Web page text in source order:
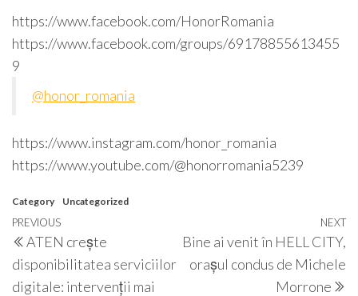
https://www.facebook.com/HonorRomania
https://www.facebook.com/groups/69178855613455
9
@honor_romania
https://www.instagram.com/honor_romania
https://www.youtube.com/@honorromania5239
Category Uncategorized
Post
navigation
Previous
Post
PREVIOUS
ATEN crește
disponibilitatea serviciilor
digitale: intervenții mai
NEXT
Bine ai venit în HELL CITY,
orașul condus de Michele
Morrone